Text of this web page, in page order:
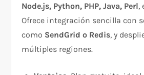
Node.js, Python, PHP, Java, Perl,
Ofrece integración sencilla con
como SendGrid o Redis, y
múltiples regiones.